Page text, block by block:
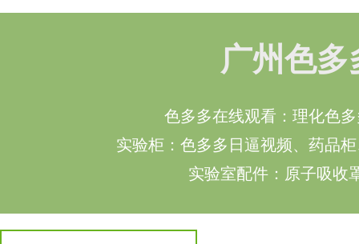
广州色
色多多在线观看：理化色多多在
实验柜：色多多日逼视频、药品柜
实验室配件：原子吸收罩